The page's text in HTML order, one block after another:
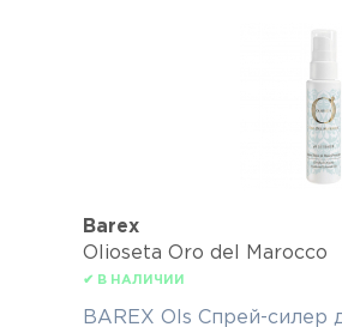
Barex
Olioseta Oro del Marocco
✔ В НАЛИЧИИ
BAREX Ols Спрей-силер